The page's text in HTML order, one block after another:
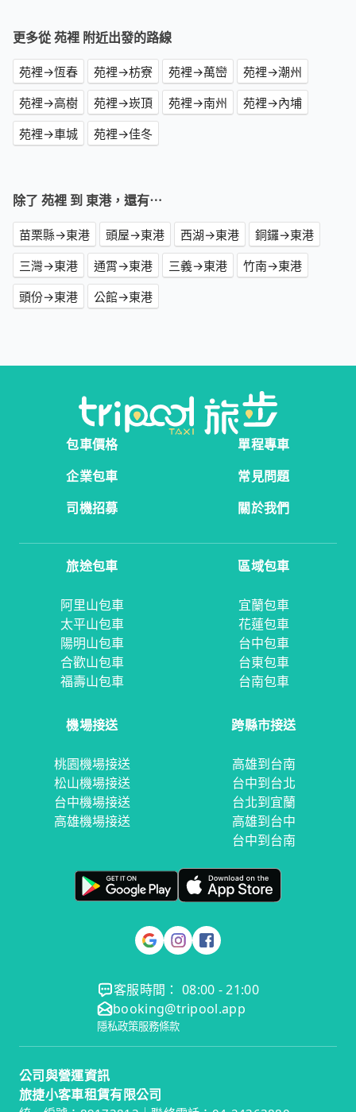
更多從 苑裡 附近出發的路線
苑裡→恆春 苑裡→枋寮 苑裡→萬巒
苑裡→潮州
苑裡→高樹
苑裡→崁頂 苑裡→南州
苑裡→內埔
苑裡→車城
苑裡→佳冬
除了 苑裡 到 東港，還有⋯
苗栗縣→東港 頭屋→東港 西湖→東港
銅鑼→東港
三灣→東港
通霄→東港 三義→東港
竹南→東港
頭份→東港
公館→東港
包車價格
單程專車
企業包車
常見問題
司機招募
關於我們
旅途包車
阿里山包車
太平山包車
陽明山包車
合歡山包車
福壽山包車
區域包車
宜蘭包車
花蓮包車
台中包車
台東包車
台南包車
機場接送
桃園機場接送
松山機場接送
台中機場接送
高雄機場接送
跨縣市接送
高雄到台南
台中到台北
台北到宜蘭
高雄到台中
台中到台南
客服時間： 08:00 - 21:00
booking@tripool.app
隱私政策服務條款
公司與營運資訊
旅捷小客車租賃有限公司